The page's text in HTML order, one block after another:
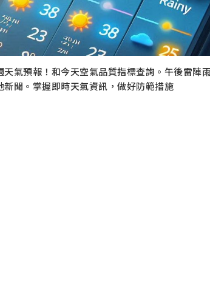
天氣預報！和今天空氣品質指標查詢。午後雷陣
新聞。掌握即時天氣資訊，做好防範措施